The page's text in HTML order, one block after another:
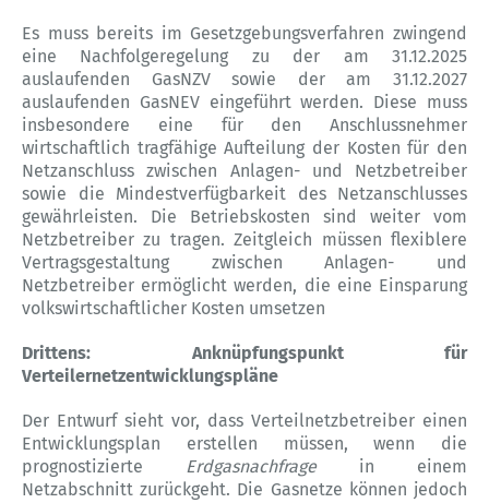
Es muss bereits im Gesetzgebungsverfahren zwingend
eine Nachfolgeregelung zu der am 31.12.2025
auslaufenden GasNZV sowie der am 31.12.2027
auslaufenden GasNEV eingeführt werden. Diese muss
insbesondere eine für den Anschlussnehmer
wirtschaftlich tragfähige Aufteilung der Kosten für den
Netzanschluss zwischen Anlagen- und Netzbetreiber
sowie die Mindestverfügbarkeit des Netzanschlusses
gewährleisten. Die Betriebskosten sind weiter vom
Netzbetreiber zu tragen. Zeitgleich müssen flexiblere
Vertragsgestaltung zwischen Anlagen- und
Netzbetreiber ermöglicht werden, die eine Einsparung
volkswirtschaftlicher Kosten umsetzen
Drittens: Anknüpfungspunkt für
Verteilernetzentwicklungspläne
Der Entwurf sieht vor, dass Verteilnetzbetreiber einen
Entwicklungsplan erstellen müssen, wenn die
prognostizierte
Erdgasnachfrage in einem
Netzabschnitt zurückgeht. Die Gasnetze können jedoch